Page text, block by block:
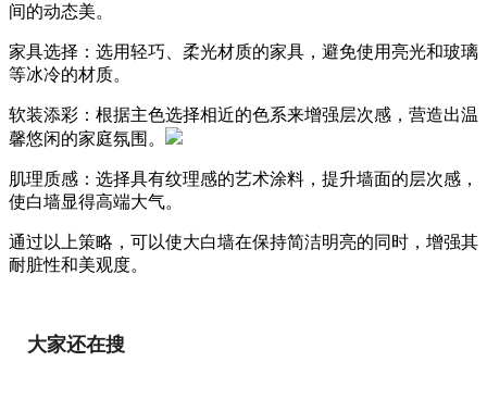
间的动态美。
家具选择：选用轻巧、柔光材质的家具，避免使用亮光和玻璃
等冰冷的材质。
软装添彩：根据主色选择相近的色系来增强层次感，营造出温
馨悠闲的家庭氛围。
肌理质感：选择具有纹理感的艺术涂料，提升墙面的层次感，
使白墙显得高端大气。
通过以上策略，可以使大白墙在保持简洁明亮的同时，增强其
耐脏性和美观度。
大家还在搜